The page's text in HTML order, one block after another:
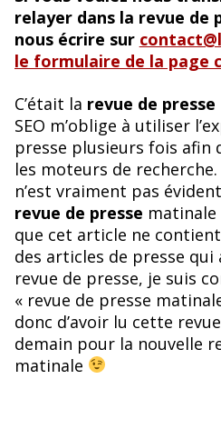
relayer dans la revue de
nous écrire sur
le formulaire de la page
C’était la revue de presse
SEO m’oblige à utiliser
presse plusieurs fois afin
les moteurs de
n’est vraiment pas
revue de presse
que cet article ne
des articles de presse
revue de presse, je suis
« revue de presse
donc d’avoir lu cette
demain pour la nouvelle
matinale